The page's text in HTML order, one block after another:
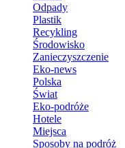
Odpady
Plastik
Recykling
Środowisko
Zanieczyszczenie
Eko-news
Polska
Świat
Eko-podróże
Hotele
Miejsca
Sposoby na podróż